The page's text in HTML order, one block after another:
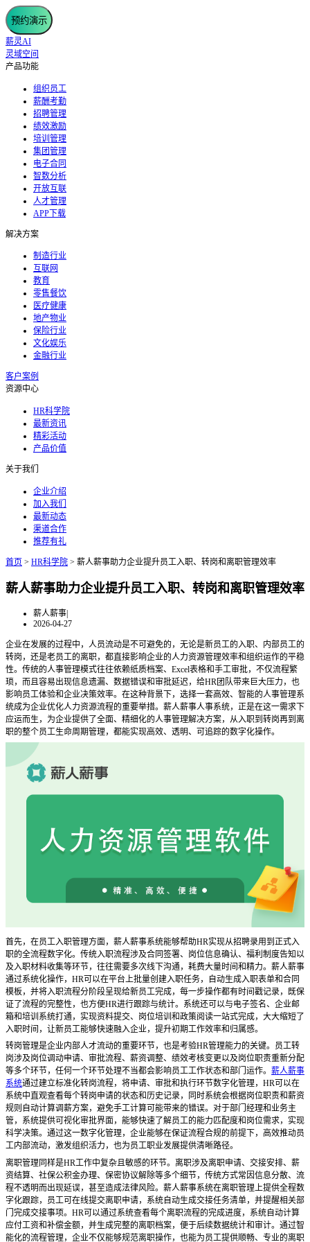
预约演示
薪灵AI
灵域空间
产品功能
组织员工
薪酬考勤
招聘管理
绩效激励
培训管理
集团管理
电子合同
智数分析
开放互联
人才管理
APP下载
解决方案
制造行业
互联网
教育
零售餐饮
医疗健康
地产物业
保险行业
文化娱乐
金融行业
客户案例
资源中心
HR科学院
最新资讯
精彩活动
产品价值
关于我们
企业介绍
加入我们
最新动态
渠道合作
推荐有礼
首页 > HR科学院 > 薪人薪事助力企业提升员工入职、转岗和离职管理效率
薪人薪事助力企业提升员工入职、转岗和离职管理效率
薪人薪事|
2026-04-27
企业在发展的过程中，人员流动是不可避免的，无论是新员工的入职、内部员工的
转岗，还是老员工的离职，都直接影响企业的人力资源管理效率和组织运作的平稳
性。传统的人事管理模式往往依赖纸质档案、 Excel表格和手工审批，不仅流程繁
琐，而且容易出现信息遗漏、数据错误和审批延迟，给HR团队带来巨大压力，也
影响员工体验和企业决策效率。在这种背景下，选择一套高效、智能的人事管理系
统成为企业优化人力资源流程的重要举措。薪人薪事人事系统，正是在这一需求下
应运而生，为企业提供了全面、精细化的人事管理解决方案，从入职到转岗再到离
职的整个员工生命周期管理，都能实现高效、透明、可追踪的数字化操作。
首先，在员工入职管理方面，薪人薪事系统能够帮助HR实现从招聘录用到正式入
职的全流程数字化。传统入职流程涉及合同签署、岗位信息确认、福利制度告知以
及入职材料收集等环节，往往需要多次线下沟通，耗费大量时间和精力。薪人薪事
通过系统化操作，HR可以在平台上批量创建入职任务，自动生成入职表单和合同
模板，并将入职流程分阶段呈现给新员工完成，每一步操作都有时间戳记录，既保
证了流程的完整性，也方便HR进行跟踪与统计。系统还可以与电子签名、企业邮
箱和培训系统打通，实现资料提交、岗位培训和政策阅读一站式完成，大大缩短了
入职时间，让新员工能够快速融入企业，提升初期工作效率和归属感。
转岗管理是企业内部人才流动的重要环节，也是考验HR管理能力的关键。员工转
岗涉及岗位调动申请、审批流程、薪资调整、绩效考核变更以及岗位职责重新分配
等多个环节，任何一个环节处理不当都会影响员工工作状态和部门运作。 薪人薪事
系统通过建立标准化转岗流程，将申请、审批和执行环节数字化管理，HR可以在
系统中直观查看每个转岗申请的状态和历史记录，同时系统会根据岗位职责和薪资
规则自动计算调薪方案，避免手工计算可能带来的错误。对于部门经理和业务主
管，系统提供可视化审批界面，能够快速了解员工的能力匹配度和岗位需求，实现
科学决策。通过这一数字化管理，企业能够在保证流程合规的前提下，高效推动员
工内部流动，激发组织活力，也为员工职业发展提供清晰路径。
离职管理同样是HR工作中复杂且敏感的环节。离职涉及离职申请、交接安排、薪
资结算、社保公积金办理、保密协议解除等多个细节，传统方式常因信息分散、流
程不透明而出现延误，甚至造成法律风险。薪人薪事系统在离职管理上提供全程数
字化跟踪，员工可在线提交离职申请，系统自动生成交接任务清单，并提醒相关部
门完成交接事项。HR可以通过系统查看每个离职流程的完成进度，系统自动计算
应付工资和补偿金额，并生成完整的离职档案，便于后续数据统计和审计。通过智
能化的流程管理，企业不仅能够规范离职操作，也能为员工提供顺畅、专业的离职